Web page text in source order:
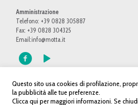
Amministrazione
Telefono: +39 0828 305887
Fax: +39 0828 304325
Email:info@motta.it
Questo sito usa cookies di profilazione,
la pubblicità alle tue preferenze.
Clicca qui per maggiori informazioni. Se